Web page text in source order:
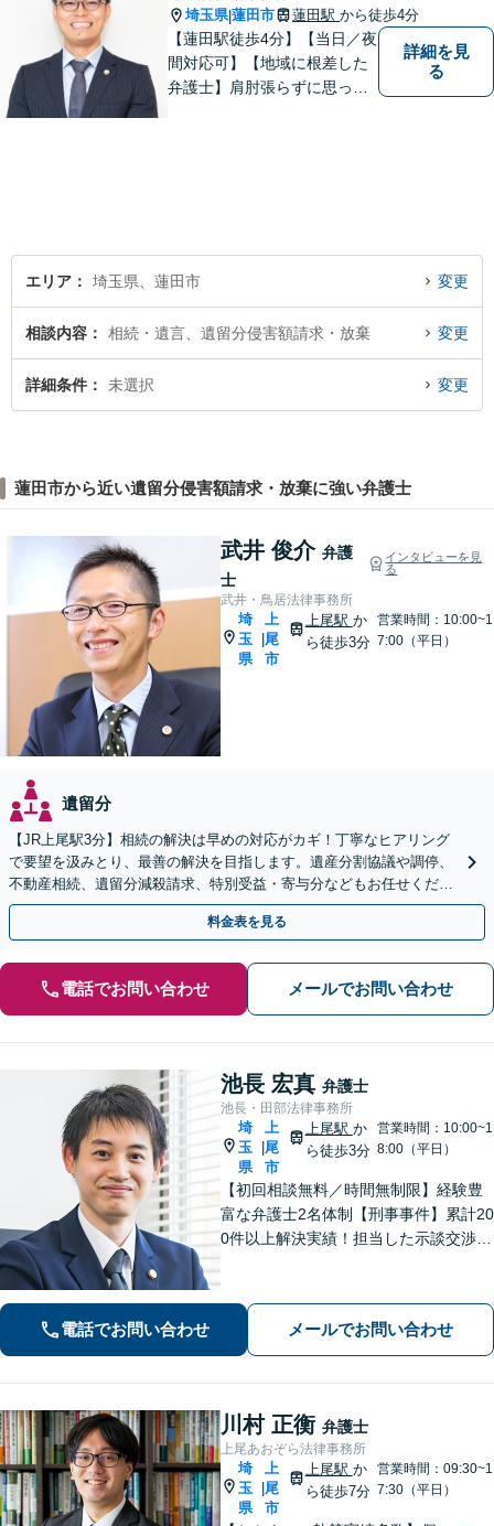
埼玉県|蓮田市 蓮田駅 から徒歩4分
【蓮田駅徒歩4分】【当日／夜
間対応可】【地域に根差した
弁護士】肩肘張らずに思って
詳細を見
る
エリア 埼玉県、蓮田市 変更
相談内容 相続・遺言、遺留分侵害額請求・放棄 変更
詳細条件 未選択 変更
蓮田市から近い遺留分侵害額請求・放棄に強い弁護士
武井 俊介 弁護
士
インタビューを見
る
武井・鳥居法律事務所
埼
玉
県
上
尾
市
上尾駅 か
ら徒歩3分
営業時間：10:00~1
7:00（平日）
遺留分
【JR上尾駅3分】相続の解決は早めの対応がカギ！丁寧なヒアリング
で要望を汲みとり、最善の解決を目指します。遺産分割協議や調停、
不動産相続、遺留分減殺請求、特別受益・寄与分などもお任せくださ
い。遺言書作成もサポート【初回面談30分無料】
料金表を見る
電話でお問い合わせ メールでお問い合わせ
池長 宏真 弁護士
池長・田部法律事務所
埼
玉
県
上
尾
市
上尾駅 か
ら徒歩3分
営業時間：10:00~1
8:00（平日）
【初回相談無料／時間無制限】経験豊
富な弁護士2名体制【刑事事件】累計20
0件以上解決実績！担当した示談交渉の
料請求や財産分与、親権、養育費な
ど、累計200件以上の解決実績【上尾駅
3分】
電話でお問い合わせ メールでお問い合わせ
川村 正衡 弁護士
上尾あおぞら法律事務所
埼
玉
県
上
尾
市
上尾駅 か
ら徒歩7分
営業時間：09:30~1
7:30（平日）